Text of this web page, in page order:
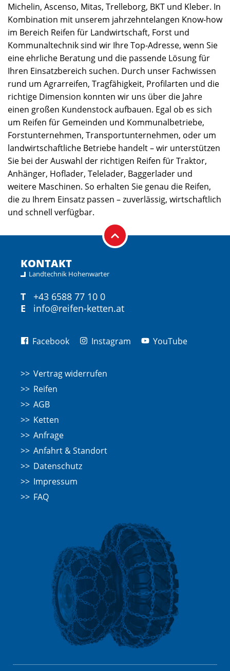
Michelin, Ascenso, Mitas, Trelleborg, BKT und Kleber. In
Kombination mit unserem jahrzehntelangen Know-how
im Bereich Reifen für Landwirtschaft, Forst und
Kommunaltechnik sind wir Ihre Top-Adresse, wenn Sie
eine ehrliche Beratung und die passende Lösung für
Ihren Einsatzbereich suchen. Durch unser Fachwissen
rund um Agrarreifen, Tragfähigkeit, Profilarten und die
richtige Dimension konnten wir uns über die Jahre
einen großen Kundenstock aufbauen. Egal ob es sich
um Reifen für Gemeinden und Kommunalbetriebe,
Forstunternehmen, Transportunternehmen, oder um
landwirtschaftliche Betriebe handelt – wir unterstützen
Sie bei der Auswahl der richtigen Reifen für Traktor,
Anhänger, Hoflader, Telelader, Baggerlader und
weitere Maschinen. So erhalten Sie genau die Reifen,
die zu Ihrem Einsatz passen – zuverlässig, wirtschaftlich
und schnell verfügbar.
KONTAKT
Landtechnik Hohenwarter
T
+43 6588 77 10 0
E
info@reifen-ketten.at
Facebook Instagram YouTube
Vertrag widerrufen
Reifen
AGB
Ketten
Anfrage
Anfahrt & Standort
Datenschutz
Impressum
FAQ